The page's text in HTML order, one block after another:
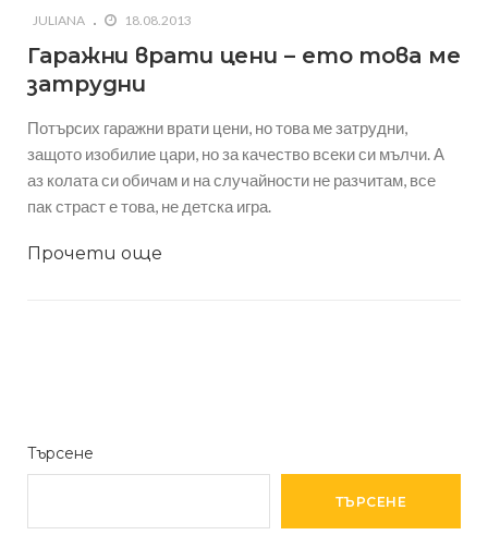
JULIANA 18.08.2013
Гаражни врати цени – ето това ме
затрудни
Потърсих гаражни врати цени, но това ме затрудни,
защото изобилие цари, но за качество всеки си мълчи. А
аз колата си обичам и на случайности не разчитам, все
пак страст е това, не детска игра.
Прочети още
Търсене
ТЪРСЕНЕ